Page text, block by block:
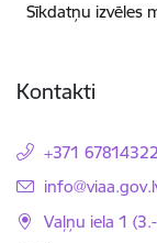
Sīkdatņu izvēles
Kontakti
+371 67814322
E-pasts:
Vaļņu iela 1